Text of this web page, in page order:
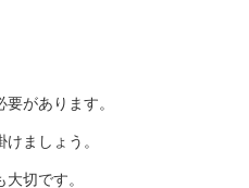
があります。
ましょう。
切です。